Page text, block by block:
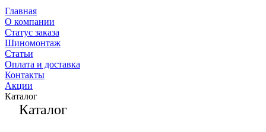
Главная
О компании
Статус заказа
Шиномонтаж
Статьи
Оплата и доставка
Контакты
Акции
Каталог
Каталог